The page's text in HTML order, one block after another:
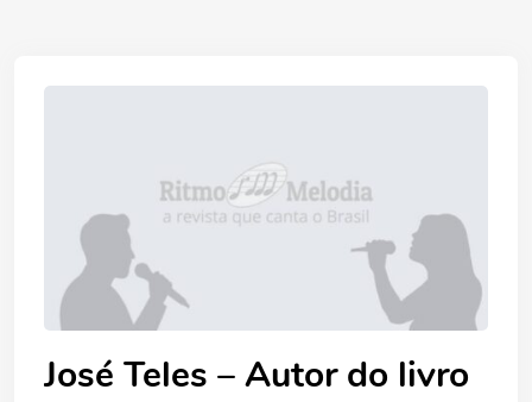
José Teles – Autor do livro